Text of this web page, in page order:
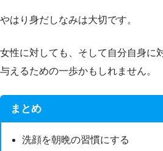
やはり身だしなみは大切です。
女性に対しても、そして自分自身に
与えるための一歩かもしれません。
まとめ
洗顔を朝晩の習慣にする